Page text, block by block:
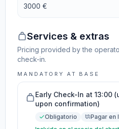
3000 €
Services & extras
Pricing provided by the
check-in.
MANDATORY AT BASE
Early Check-In at 13:00
upon confirmation)
Obligatorio
Pagar en